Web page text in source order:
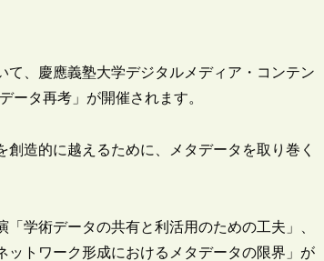
て、慶應義塾大学デジタルメディア・コンテン
ータ再考」が開催されます。
造的に越えるために、メタデータを取り巻く
学術データの共有と利活用のための工夫」、
ットワーク形成におけるメタデータの限界」が